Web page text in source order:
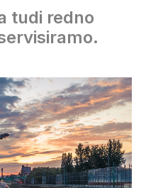
tudi redno